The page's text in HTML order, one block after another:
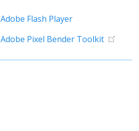
Adobe Flash Player
Adobe Pixel Bender Toolkit